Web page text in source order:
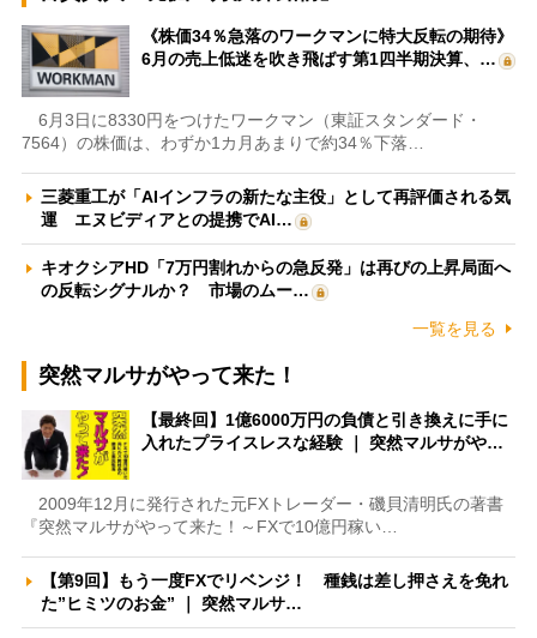
《株価34％急落のワークマンに特大反転の期待》
6月の売上低迷を吹き飛ばす第1四半期決算、…
6月3日に8330円をつけたワークマン（東証スタンダード・
7564）の株価は、わずか1カ月あまりで約34％下落…
三菱重工が「AIインフラの新たな主役」として再評価される気
運 エヌビディアとの提携でAI…
キオクシアHD「7万円割れからの急反発」は再びの上昇局面へ
の反転シグナルか？ 市場のムー…
一覧を見る
突然マルサがやって来た！
【最終回】1億6000万円の負債と引き換えに手に
入れたプライスレスな経験 ｜ 突然マルサがや…
2009年12月に発行された元FXトレーダー・磯貝清明氏の著書
『突然マルサがやって来た！～FXで10億円稼い…
【第9回】もう一度FXでリベンジ！ 種銭は差し押さえを免れ
た”ヒミツのお金” ｜ 突然マルサ…